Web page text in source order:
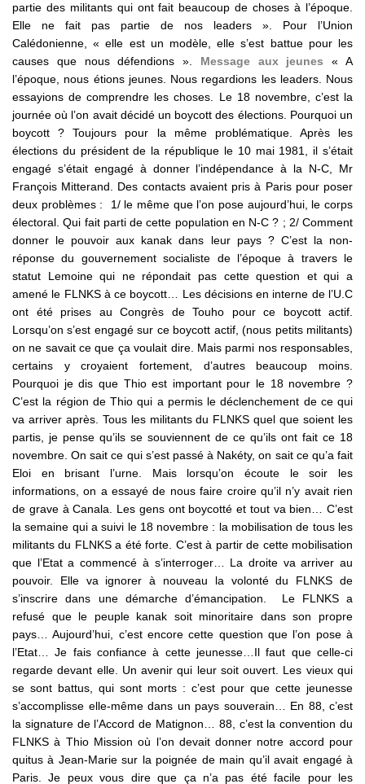
partie des militants qui ont fait beaucoup de choses à l’époque.
Elle ne fait pas partie de nos leaders ». Pour l’Union
Calédonienne, « elle est un modèle, elle s’est battue pour les
causes que nous défendions ». Message aux jeunes « A
l’époque, nous étions jeunes. Nous regardions les leaders. Nous
essayions de comprendre les choses. Le 18 novembre, c’est la
journée où l’on avait décidé un boycott des élections. Pourquoi un
boycott ? Toujours pour la même problématique. Après les
élections du président de la république le 10 mai 1981, il s’était
engagé s’était engagé à donner l’indépendance à la N-C, Mr
François Mitterand. Des contacts avaient pris à Paris pour poser
deux problèmes : 1/ le même que l’on pose aujourd’hui, le corps
électoral. Qui fait parti de cette population en N-C ? ; 2/ Comment
donner le pouvoir aux kanak dans leur pays ? C’est la non-
réponse du gouvernement socialiste de l’époque à travers le
statut Lemoine qui ne répondait pas cette question et qui a
amené le FLNKS à ce boycott… Les décisions en interne de l’U.C
ont été prises au Congrès de Touho pour ce boycott actif.
Lorsqu’on s’est engagé sur ce boycott actif, (nous petits militants)
on ne savait ce que ça voulait dire. Mais parmi nos responsables,
certains y croyaient fortement, d’autres beaucoup moins.
Pourquoi je dis que Thio est important pour le 18 novembre ?
C’est la région de Thio qui a permis le déclenchement de ce qui
va arriver après. Tous les militants du FLNKS quel que soient les
partis, je pense qu’ils se souviennent de ce qu’ils ont fait ce 18
novembre. On sait ce qui s’est passé à Nakéty, on sait ce qu’a fait
Eloi en brisant l’urne. Mais lorsqu’on écoute le soir les
informations, on a essayé de nous faire croire qu’il n’y avait rien
de grave à Canala. Les gens ont boycotté et tout va bien… C’est
la semaine qui a suivi le 18 novembre : la mobilisation de tous les
militants du FLNKS a été forte. C’est à partir de cette mobilisation
que l’Etat a commencé à s’interroger… La droite va arriver au
pouvoir. Elle va ignorer à nouveau la volonté du FLNKS de
s’inscrire dans une démarche d’émancipation. Le FLNKS a
refusé que le peuple kanak soit minoritaire dans son propre
pays… Aujourd’hui, c’est encore cette question que l’on pose à
l’Etat… Je fais confiance à cette jeunesse…Il faut que celle-ci
regarde devant elle. Un avenir qui leur soit ouvert. Les vieux qui
se sont battus, qui sont morts : c’est pour que cette jeunesse
s’accomplisse elle-même dans un pays souverain… En 88, c’est
la signature de l’Accord de Matignon… 88, c’est la convention du
FLNKS à Thio Mission où l’on devait donner notre accord pour
quitus à Jean-Marie sur la poignée de main qu’il avait engagé à
Paris. Je peux vous dire que ça n’a pas été facile pour les